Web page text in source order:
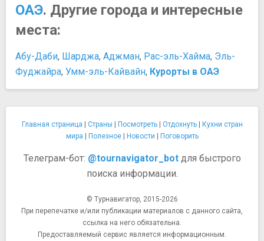
ОАЭ. Другие города и интересные
места:
Абу-Даби, Шарджа, Аджман, Рас-эль-Хайма, Эль-
Фуджайра, Умм-эль-Кайвайн, Курорты в ОАЭ
Главная страница Страны Посмотреть| Отдохнуть|
Кухни стран
мира
Полезное| Новости Поговорить
Телеграм-бот: @tournavigator_botдля быстрого
поиска информации.
© Турнавигатор, 2015-2026
При перепечатке и/или публикации материалов с данного сайта,
ссылка на него обязательна.
Предоставляемый сервис является информационным.